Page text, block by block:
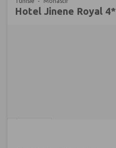
Hotel Jinene Royal 4*